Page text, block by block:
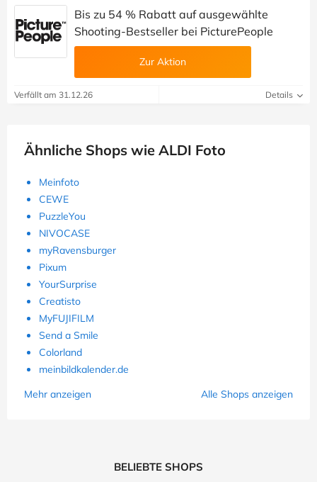
Bis zu 54 % Rabatt auf ausgewählte
Shooting-Bestseller bei PicturePeople
Zur Aktion
Verfällt am 31.12.26 Details
Ähnliche Shops wie ALDI Foto
Meinfoto
CEWE
PuzzleYou
NIVOCASE
myRavensburger
Pixum
YourSurprise
Creatisto
MyFUJIFILM
Send a Smile
Colorland
meinbildkalender.de
Mehr anzeigen
Alle Shops anzeigen
BELIEBTE SHOPS